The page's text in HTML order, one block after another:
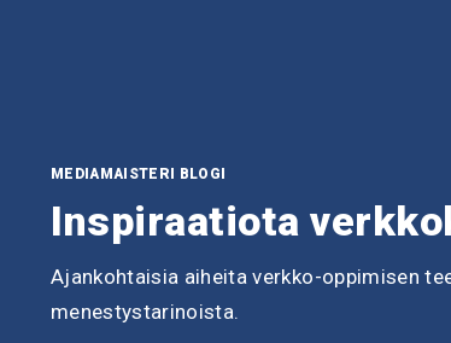
MEDIAMAISTERI BLOGI
Inspiraatiota
Ajankohtaisia aiheita verkko-oppimisen
menestystarinoista.